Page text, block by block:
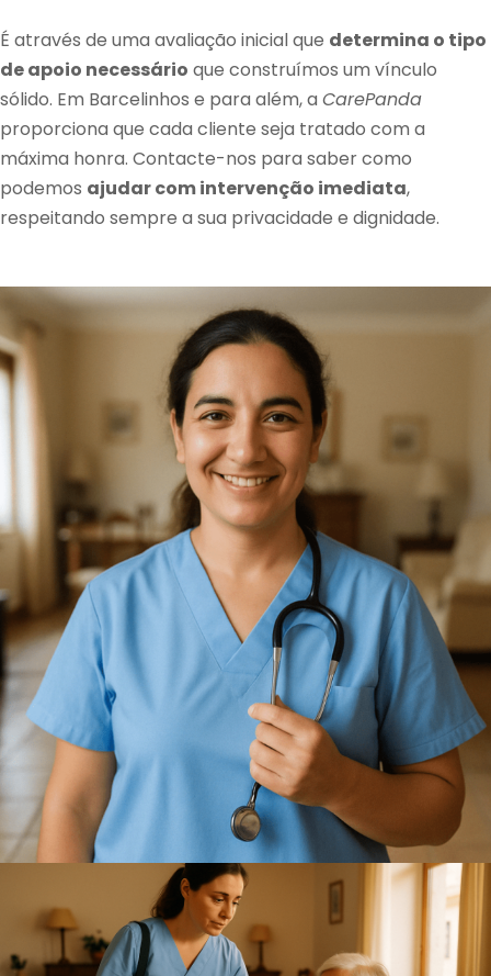
É através de uma avaliação inicial que determina o tipo
de apoio necessário que construímos um vínculo
sólido. Em Barcelinhos e para além, a CarePanda
proporciona que cada cliente seja tratado com a
máxima honra. Contacte-nos para saber como
podemos ajudar com intervenção imediata,
respeitando sempre a sua privacidade e dignidade.